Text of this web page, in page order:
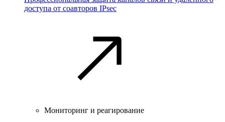
доступа от соавторов IPsec
Мониторинг и реагирование